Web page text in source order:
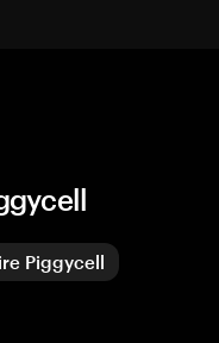
Piggycell